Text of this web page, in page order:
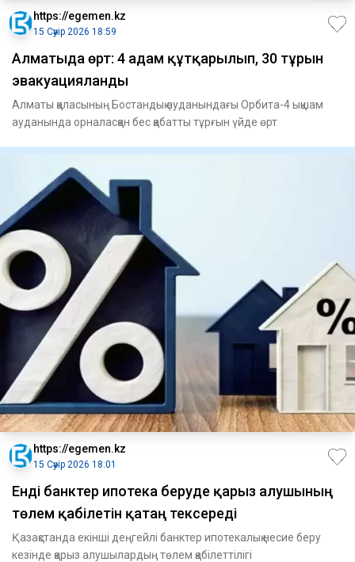
https://egemen.kz
15 Сәуір 2026 18:59
Алматыда өрт: 4 адам құтқарылып, 30 тұрғын
эвакуацияланды
Алматы қаласының Бостандық ауданындағы Орбита-4 ықшам
ауданында орналасқан бес қабатты тұрғын үйде өрт
https://egemen.kz
15 Сәуір 2026 18:01
Енді банктер ипотека беруде қарыз алушының
төлем қабілетін қатаң тексереді
Қазақстанда екінші деңгейлі банктер ипотекалық несие беру
кезінде қарыз алушылардың төлем қабілеттілігі